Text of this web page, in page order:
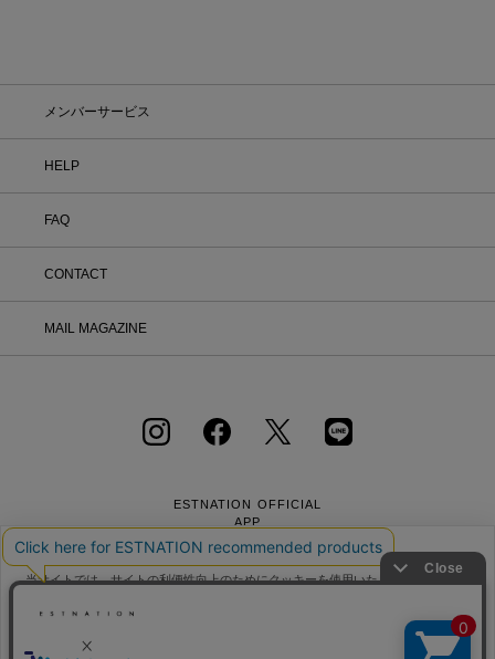
メンバーサービス
HELP
FAQ
CONTACT
MAIL MAGAZINE
ESTNATION OFFICIAL
APP
会社概要
当サイトでは、サイトの利便性向上のためにクッキーを使用いたします。ボタン
ーの使用に同意したことになります。クッキーを通じて収集する情報には「お客
クッキーポリシ
ー
をご確認ください。